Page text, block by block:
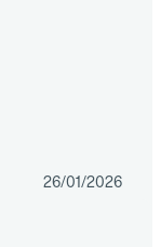
26/01/2026